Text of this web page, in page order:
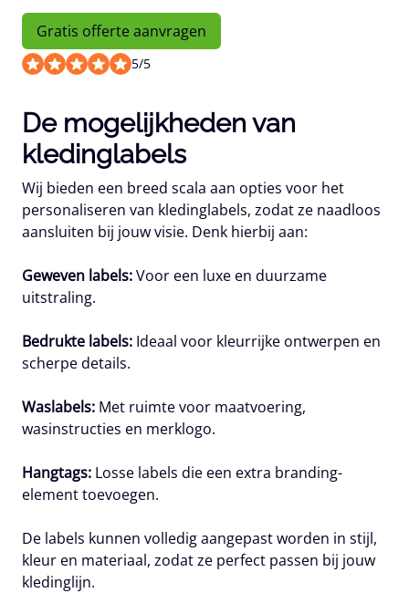
Gratis offerte aanvragen
5/5
De mogelijkheden van
kledinglabels
Wij bieden een breed scala aan opties voor het
personaliseren van kledinglabels, zodat ze naadloos
aansluiten bij jouw visie. Denk hierbij aan:
Geweven labels:Voor een luxe en duurzame
uitstraling.
Bedrukte labels: Ideaal voor kleurrijke ontwerpen en
scherpe details.
Waslabels: Met ruimte voor maatvoering,
wasinstructies en merklogo.
Hangtags: Losse labels die een extra branding-
element toevoegen.
De labels kunnen volledig aangepast worden in stijl,
kleur en materiaal, zodat ze perfect passen bij jouw
kledinglijn.